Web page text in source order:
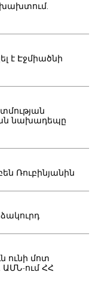
է Էջմիածնի
նախադեպը
Ռուբինյանին
ունի մոտ
ում ՀՀ